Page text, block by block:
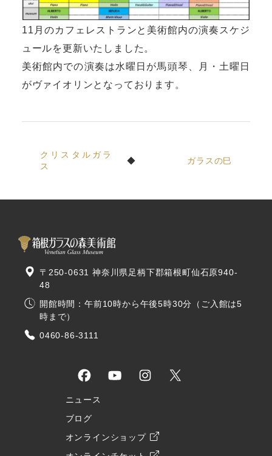
11月のカフェレストランと美術館内の演奏スケジ
ュールを更新いたしました。
美術館内での演奏は水曜日が馬頭琴、月・土曜日
がヴァイオリンとなっております。
クリスタルガラ
ス
ガラスの巳
ニュース
ブログ
オンラインショップ
〒250-0631 神奈川県足柄下郡箱根町仙石原940-
48
開館時間：午前10時から午後5時30分（ご入館は5
時まで）
0460-86-3111